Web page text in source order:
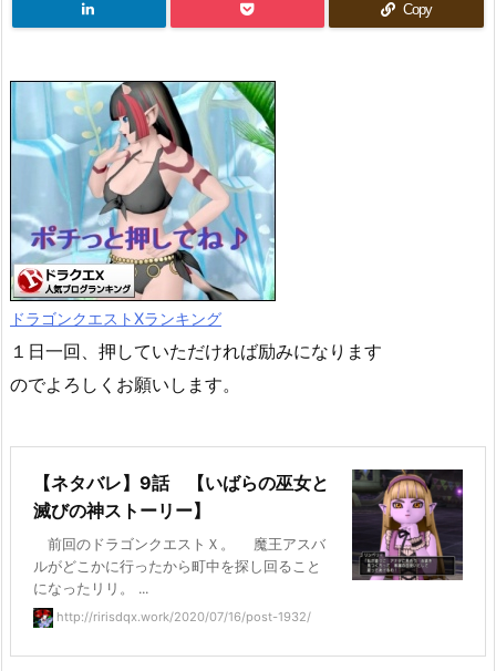
Copy
ドラゴンクエストXランキング
１日一回、押していただければ励みになります
のでよろしくお願いします。
【ネタバレ】9話 【いばらの巫女と
滅びの神ストーリー】
前回のドラゴンクエストＸ。 魔王アスバ
ルがどこかに行ったから町中を探し回ること
になったリリ。 ...
http://ririsdqx.work/2020/07/16/post-1932/